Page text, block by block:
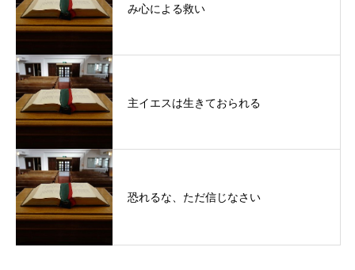
み心による救い
主イエスは生きておられる
恐れるな、ただ信じなさい